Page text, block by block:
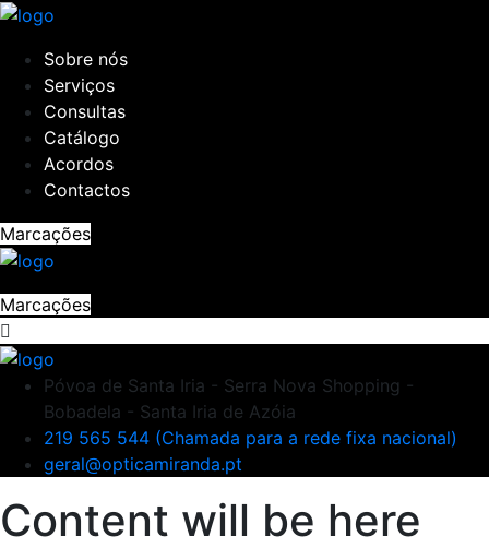
Sobre nós
Serviços
Consultas
Catálogo
Acordos
Contactos
Marcações
Marcações
Póvoa de Santa Iria - Serra Nova Shopping -
Bobadela - Santa Iria de Azóia
219 565 544 (Chamada para a rede fixa nacional)
geral@opticamiranda.pt
Content will be here